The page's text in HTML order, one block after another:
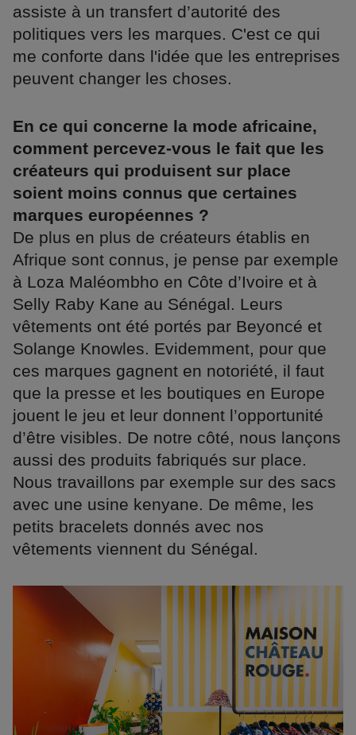
assiste à un transfert d’autorité des
politiques vers les marques. C'est ce qui
me conforte dans l'idée que les entreprises
peuvent changer les choses.
En ce qui concerne la mode africaine,
comment percevez-vous le fait que les
créateurs qui produisent sur place
soient moins connus que certaines
marques européennes ?
De plus en plus de créateurs établis en
Afrique sont connus, je pense par exemple
à Loza Maléombho en Côte d’Ivoire et à
Selly Raby Kane au Sénégal. Leurs
vêtements ont été portés par Beyoncé et
Solange Knowles. Evidemment, pour que
ces marques gagnent en notoriété, il faut
que la presse et les boutiques en Europe
jouent le jeu et leur donnent l’opportunité
d’être visibles. De notre côté, nous lançons
aussi des produits fabriqués sur place.
Nous travaillons par exemple sur des sacs
avec une usine kenyane. De même, les
petits bracelets donnés avec nos
vêtements viennent du Sénégal.